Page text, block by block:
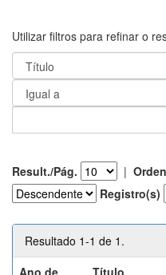
Utilizar filtros para refinar o
Result./Pág. |
Registro(s)
Resultado 1-1 de 1.
Ano de
Título